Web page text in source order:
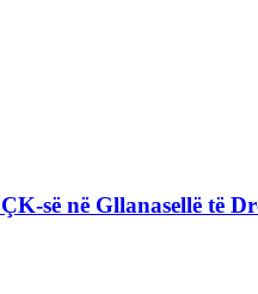
së në Gllanasellë të